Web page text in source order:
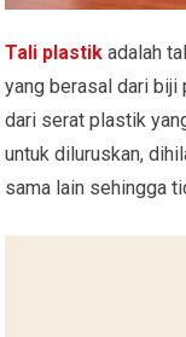
Tali plastik adalah
yang berasal dari
dari serat plastik
untuk diluruskan,
sama lain sehingga